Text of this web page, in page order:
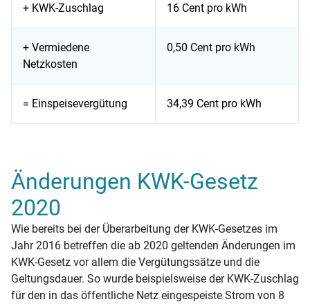
+ KWK-Zuschlag 16 Cent pro kWh
+ Vermiedene
Netzkosten
0,50 Cent pro kWh
= Einspeisevergütung 34,39 Cent pro kWh
Änderungen KWK-Gesetz
2020
Wie bereits bei der Überarbeitung der KWK-Gesetzes im
Jahr 2016 betreffen die ab 2020 geltenden Änderungen im
KWK-Gesetz vor allem die Vergütungssätze und die
Geltungsdauer. So wurde beispielsweise der KWK-Zuschlag
für den in das öffentliche Netz eingespeiste Strom von 8